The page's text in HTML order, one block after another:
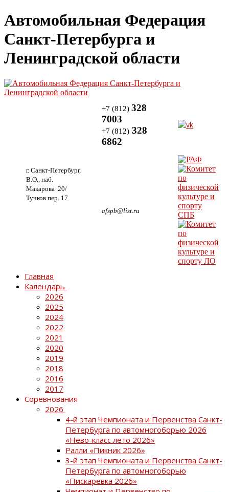
Автомобильная Федерация
Санкт-Петербурга и
Ленинградской области
г. Санкт-Петербург,
В.О., наб.
Макарова 20/
Тучков пер. 17
+7 (812) 328
7003
+7 (812) 328
6862
afspb@list.ru
Главная
Календарь
2026
2025
2024
2022
2021
2020
2019
2018
2016
2017
Соревнования
2026
4-й этап Чемпионата и Первенства Санкт-
Петербурга по автомногоборью 2026
«Нево-класс лето 2026»
Ралли «Пикник 2026»
3-й этап Чемпионата и Первенства Санкт-
Петербурга по автомногоборью
«Пискаревка 2026»